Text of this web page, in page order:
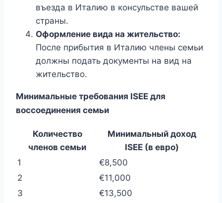
въезда в Италию в консульстве вашей
страны.
Оформление вида на жительство:
После прибытия в Италию члены семьи
должны подать документы на вид на
жительство.
Минимальные требования ISEE для
воссоединения семьи
Количество
членов семьи
Минимальный доход
ISEE (в евро)
1
€8,500
2
€11,000
3
€13,500